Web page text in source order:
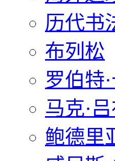
历代书
布列松
罗伯特
马克·
鲍德里